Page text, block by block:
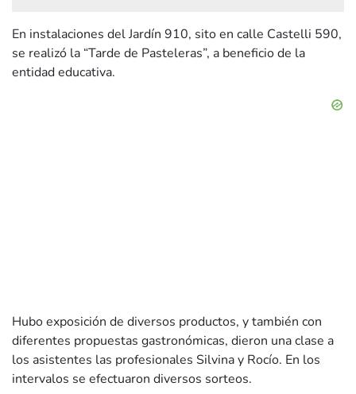
En instalaciones del Jardín 910, sito en calle Castelli 590,
se realizó la “Tarde de Pasteleras”, a beneficio de la
entidad educativa.
Hubo exposición de diversos productos, y también con
diferentes propuestas gastronómicas, dieron una clase a
los asistentes las profesionales Silvina y Rocío. En los
intervalos se efectuaron diversos sorteos.